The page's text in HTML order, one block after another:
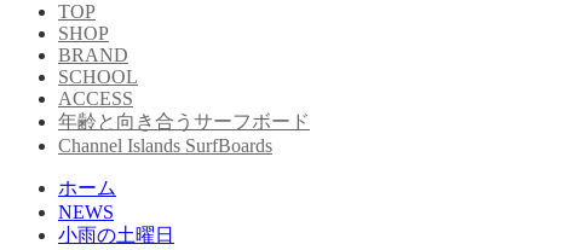
TOP
SHOP
BRAND
SCHOOL
ACCESS
年齢と向き合うサーフボード
Channel Islands SurfBoards
ホーム
NEWS
小雨の土曜日